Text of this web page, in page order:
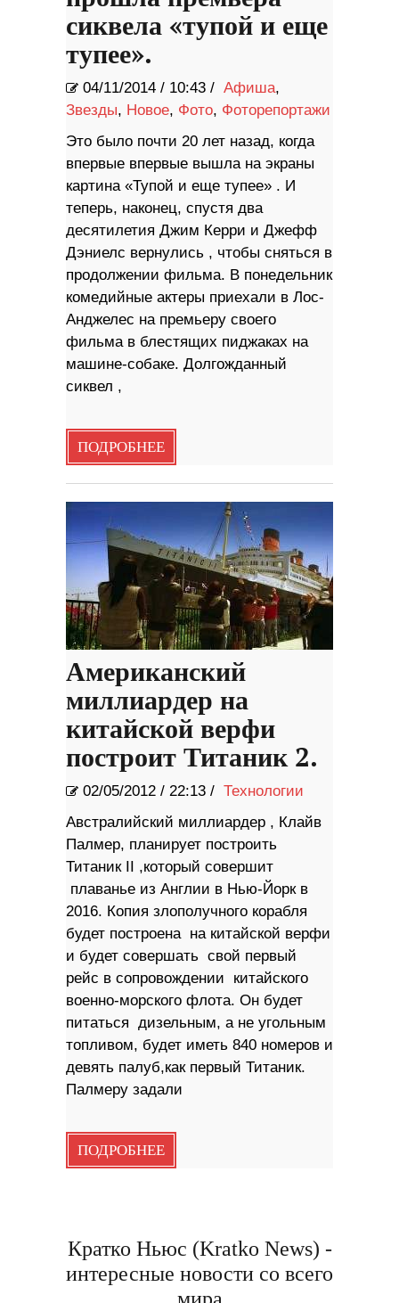
сиквела «тупой и еще
тупее».
04/11/2014 / 10:43 / Афиша,
Звезды, Новое, Фото, Фоторепортажи
Это было почти 20 лет назад, когда
впервые впервые вышла на экраны
картина «Тупой и еще тупее» . И
теперь, наконец, спустя два
десятилетия Джим Керри и Джефф
Дэниелс вернулись , чтобы сняться в
продолжении фильма. В понедельник
комедийные актеры приехали в Лос-
Анджелес на премьеру своего
фильма в блестящих пиджаках на
машине-собаке. Долгожданный
сиквел ,
ПОДРОБНЕЕ
Американский
миллиардер на
китайской верфи
построит Титаник 2.
02/05/2012 / 22:13 / Технологии
Австралийский миллиардер , Клайв
Палмер, планирует построить
Титаник II ,который совершит
плаванье из Англии в Нью-Йорк в
2016. Копия злополучного корабля
будет построена на китайской верфи
и будет совершать свой первый
рейс в сопровождении китайского
военно-морского флота. Он будет
питаться дизельным, а не угольным
топливом, будет иметь 840 номеров и
девять палуб,как первый Титаник.
Палмеру задали
ПОДРОБНЕЕ
Кратко Ньюс (Kratko News) -
интересные новости со всего